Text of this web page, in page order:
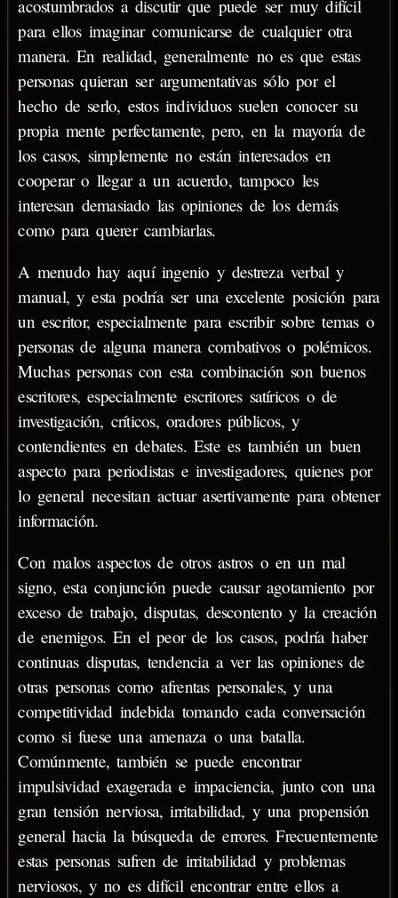
acostumbrados a discutir que puede ser muy difícil
para ellos imaginar comunicarse de cualquier otra
manera. En realidad, generalmente no es que estas
personas quieran ser argumentativas sólo por el
hecho de serlo, estos individuos suelen conocer su
propia mente perfectamente, pero, en la mayoría de
los casos, simplemente no están interesados en
cooperar o llegar a un acuerdo, tampoco les
interesan demasiado las opiniones de los demás
como para querer cambiarlas.
A menudo hay aquí ingenio y destreza verbal y
manual, y esta podría ser una excelente posición para
un escritor, especialmente para escribir sobre temas o
personas de alguna manera combativos o polémicos.
Muchas personas con esta combinación son buenos
escritores, especialmente escritores satíricos o de
investigación, críticos, oradores públicos, y
contendientes en debates. Este es también un buen
aspecto para periodistas e investigadores, quienes por
lo general necesitan actuar asertivamente para obtener
información.
Con malos aspectos de otros astros o en un mal
signo, esta conjunción puede causar agotamiento por
exceso de trabajo, disputas, descontento y la creación
de enemigos. En el peor de los casos, podría haber
continuas disputas, tendencia a ver las opiniones de
otras personas como afrentas personales, y una
competitividad indebida tomando cada conversación
como si fuese una amenaza o una batalla.
Comúnmente, también se puede encontrar
impulsividad exagerada e impaciencia, junto con una
gran tensión nerviosa, irritabilidad, y una propensión
general hacia la búsqueda de errores. Frecuentemente
estas personas sufren de irritabilidad y problemas
nerviosos, y no es difícil encontrar entre ellos a